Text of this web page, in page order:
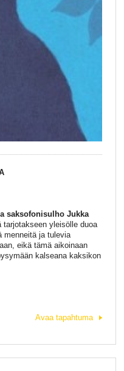
saksofonisulho Jukka
yleisölle duoa
menneitä ja tulevia
eikä tämä aikoinaan
kalseana kaksikon
Avaa tapahtuma